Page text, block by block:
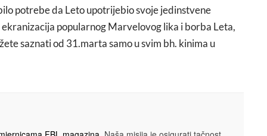
potrebe da Leto upotrijebio svoje jedinstvene
popularnog Marvelovog lika i borba Leta,
saznati od 31.marta samo u svim bh. kinima u